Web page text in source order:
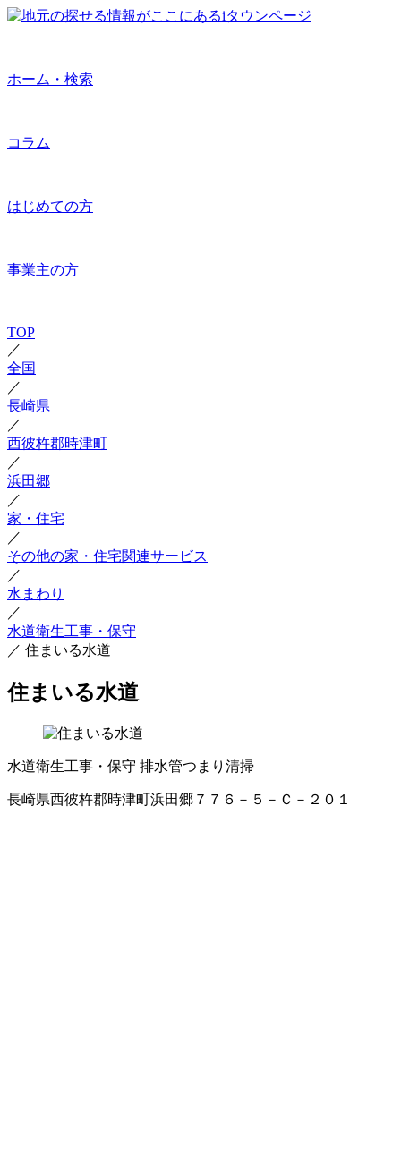
ホーム・検索
コラム
はじめての方
事業主の方
TOP
／
全国
／
長崎県
／
西彼杵郡時津町
／
浜田郷
／
家・住宅
／
その他の家・住宅関連サービス
／
水まわり
／
水道衛生工事・保守
／ 住まいる水道
住まいる水道
水道衛生工事・保守 排水管つまり清掃
長崎県西彼杵郡時津町浜田郷７７６－５－Ｃ－２０１